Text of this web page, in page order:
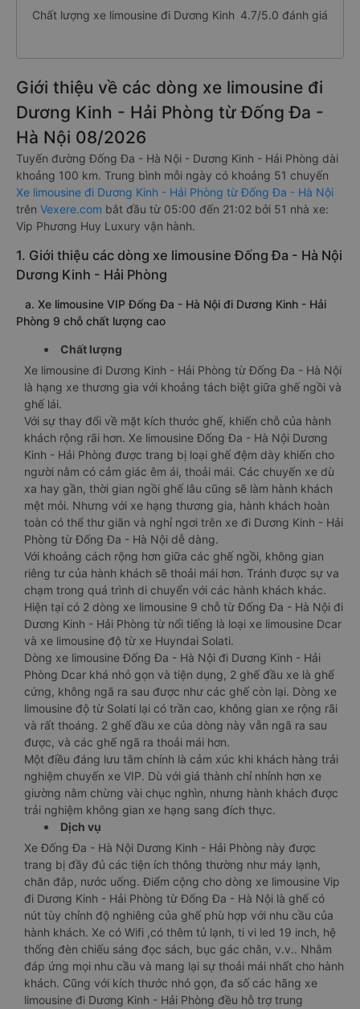
Chất lượng xe limousine đi Dương Kinh 4.7/5.0 đánh giá
Giới thiệu về các dòng xe limousine đi
Dương Kinh - Hải Phòng từ Đống Đa -
Hà Nội 08/2026
Tuyến đường Đống Đa - Hà Nội - Dương Kinh - Hải Phòng dài
khoảng 100 km. Trung bình mỗi ngày có khoảng 51 chuyến
Xe limousine đi Dương Kinh - Hải Phòng từ Đống Đa - Hà Nội
trên Vexere.com bắt đầu từ 05:00 đến 21:02 bởi 51 nhà xe:
Vip Phương Huy Luxury vận hành.
1. Giới thiệu các dòng xe limousine Đống Đa - Hà Nội
Dương Kinh - Hải Phòng
a. Xe limousine VIP Đống Đa - Hà Nội đi Dương Kinh - Hải
Phòng 9 chỗ chất lượng cao
Chất lượng
Xe limousine đi Dương Kinh - Hải Phòng từ Đống Đa - Hà Nội
là hạng xe thương gia với khoảng tách biệt giữa ghế ngồi và
ghế lái.
Với sự thay đổi về mặt kích thước ghế, khiến chỗ của hành
khách rộng rãi hơn. Xe limousine Đống Đa - Hà Nội Dương
Kinh - Hải Phòng được trang bị loại ghế đệm dày khiến cho
người nằm có cảm giác êm ái, thoải mái. Các chuyến xe dù
xa hay gần, thời gian ngồi ghế lâu cũng sẽ làm hành khách
mệt mỏi. Nhưng với xe hạng thương gia, hành khách hoàn
toàn có thể thư giãn và nghỉ ngơi trên xe đi Dương Kinh - Hải
Phòng từ Đống Đa - Hà Nội dễ dàng.
Với khoảng cách rộng hơn giữa các ghế ngồi, không gian
riêng tư của hành khách sẽ thoải mái hơn. Tránh được sự va
chạm trong quá trình di chuyển với các hành khách khác.
Hiện tại có 2 dòng xe limousine 9 chỗ từ Đống Đa - Hà Nội đi
Dương Kinh - Hải Phòng từ nổi tiếng là loại xe limousine Dcar
và xe limousine độ từ xe Huyndai Solati.
Dòng xe limousine Đống Đa - Hà Nội đi Dương Kinh - Hải
Phòng Dcar khá nhỏ gọn và tiện dụng, 2 ghế đầu xe là ghế
cứng, không ngã ra sau được như các ghế còn lại. Dòng xe
limousine độ từ Solati lại có trần cao, không gian xe rộng rãi
và rất thoáng. 2 ghế đầu xe của dòng này vẫn ngã ra sau
được, và các ghế ngã ra thoải mái hơn.
Một điều đáng lưu tâm chính là cảm xúc khi khách hàng trải
nghiệm chuyến xe VIP. Dù với giá thành chỉ nhỉnh hơn xe
giường nằm chừng vài chục nghìn, nhưng hành khách được
trải nghiệm không gian xe hạng sang đích thực.
Dịch vụ
Xe Đống Đa - Hà Nội Dương Kinh - Hải Phòng này được
trang bị đầy đủ các tiện ích thông thường như máy lạnh,
chăn đắp, nước uống. Điểm cộng cho dòng xe limousine Vip
đi Dương Kinh - Hải Phòng từ Đống Đa - Hà Nội là ghế có
nút tùy chỉnh độ nghiêng của ghế phù hợp với nhu cầu của
hành khách. Xe có Wifi ,có thêm tủ lạnh, ti vi led 19 inch, hệ
thống đèn chiếu sáng đọc sách, bục gác chân, v.v.. Nhằm
đáp ứng mọi nhu cầu và mang lại sự thoải mái nhất cho hành
khách. Cũng với kích thước nhỏ gọn, đa số các hãng xe
limousine đi Dương Kinh - Hải Phòng đều hỗ trợ trung